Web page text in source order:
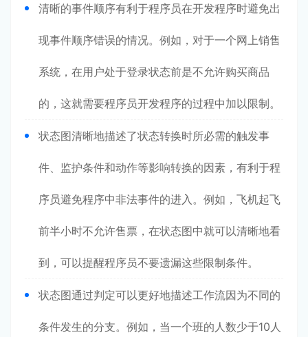
清晰的事件顺序有利于程序员在开发程序时避免出
现事件顺序错误的情况。例如，对于一个网上销售
系统，在用户处于登录状态前是不允许购买商品
的，这就需要程序员开发程序的过程中加以限制。
状态图清晰地描述了状态转换时所必需的触发事
件、监护条件和动作等影响转换的因素，有利于程
序员避免程序中非法事件的进入。例如，飞机起飞
前半小时不允许售票，在状态图中就可以清晰地看
到，可以提醒程序员不要遗漏这些限制条件。
状态图通过判定可以更好地描述工作流因为不同的
条件发生的分支。例如，当一个班的人数少于10人